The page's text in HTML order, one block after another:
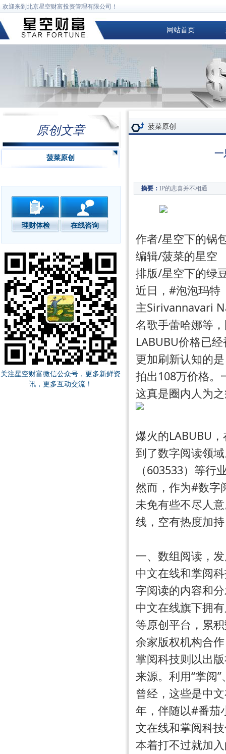
欢迎来到北京星空财富投资管理有限公司！
网站首页
原创文章
菠菜原创
理财体检 在线咨询
关注星空财富微信公众号，更多新鲜资
讯，更多互动交流！
菠菜原创
一
摘要： IP的悲喜并不相通
作者/星空下的锅
编辑/菠菜的星空
排版/星空下的绿
近日，#泡泡玛
主Sirivannavari
名歌手蕾哈娜等
LABUBU价格已
更加刷新认知的
拍出108万价格。
这真是圈内人为
爆火的LABUBU
到了数字阅读领
（603533）等行
然而，作为#数字
未免有些不尽人
线，空有热度加
一、数组阅读，
中文在线和掌阅
字阅读的内容和
中文在线旗下拥
等原创平台，累
余家版权机构合
掌阅科技则以出
来源。利用“掌阅
曾经，这些是中
年，伴随以#番茄
文在线和掌阅科
本着打不过就加